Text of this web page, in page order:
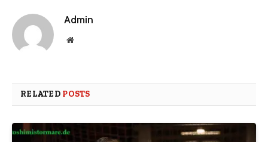
Admin
Website
RELATED POSTS